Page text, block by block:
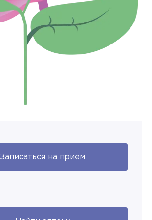
Записаться на прием